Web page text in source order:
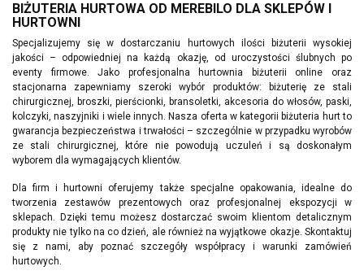
BIŻUTERIA HURTOWA OD MEREBILO DLA SKLEPÓW I
HURTOWNI
Specjalizujemy się w dostarczaniu hurtowych ilości biżuterii wysokiej
jakości – odpowiedniej na każdą okazję, od uroczystości ślubnych po
eventy firmowe. Jako profesjonalna hurtownia biżuterii online oraz
stacjonarna zapewniamy szeroki wybór produktów: biżuterię ze stali
chirurgicznej, broszki, pierścionki, bransoletki, akcesoria do włosów, paski,
kolczyki, naszyjniki i wiele innych. Nasza oferta w kategorii biżuteria hurt to
gwarancja bezpieczeństwa i trwałości – szczególnie w przypadku wyrobów
ze stali chirurgicznej, które nie powodują uczuleń i są doskonałym
wyborem dla wymagających klientów.
Dla firm i hurtowni oferujemy także specjalne opakowania, idealne do
tworzenia zestawów prezentowych oraz profesjonalnej ekspozycji w
sklepach. Dzięki temu możesz dostarczać swoim klientom detalicznym
produkty nie tylko na co dzień, ale również na wyjątkowe okazje. Skontaktuj
się z nami, aby poznać szczegóły współpracy i warunki zamówień
hurtowych.